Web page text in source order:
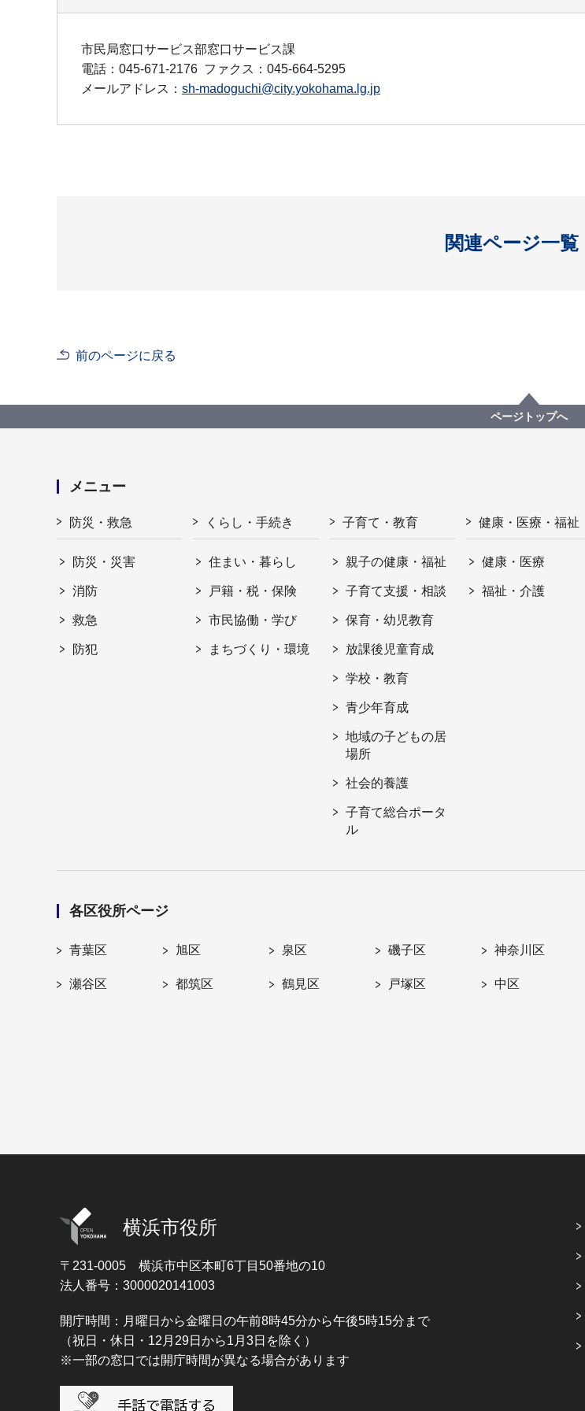
市民局窓口サービス部窓口サービス課
電話：045-671-2176 ファクス：045-664-5295
メールアドレス： sh-madoguchi@city.yokohama.lg.jp
関連ページ一覧
開く
前のページに戻る
ページトップへ
メニュー
防災・救急
防災・災害
消防
救急
防犯
くらし・手続き
住まい・暮らし
戸籍・税・保険
市民協働・学び
まちづくり・環境
子育て・教育
親子の健康・福祉
子育て支援・相談
保育・幼児教育
放課後児童育成
学校・教育
青少年育成
地域の子どもの居
場所
社会的養護
子育て総合ポータ
ル
健康・医療・福祉
健康・医療
福祉・介護
各区役所ページ
青葉区 旭区 泉区 磯子区 神奈川区
瀬谷区 都筑区 鶴見区 戸塚区 中区
横浜市役所
〒231-0005 横浜市中区本町6丁目50番地の10
法人番号：3000020141003
開庁時間：月曜日から金曜日の午前8時45分から午後5時15分まで
（祝日・休日・12月29日から1月3日を除く）
※一部の窓口では開庁時間が異なる場合があります